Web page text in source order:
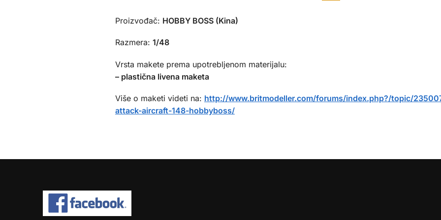
Proizvođač: HOBBY BOSS (Kina)
Razmera: 1/48
Vrsta makete prema upotrebljenom materijalu:
– plastična livena maketa
Više o maketi videti na: http://www.britmodeller.com/forums/index.php?/topic/
attack-aircraft-148-hobbyboss/